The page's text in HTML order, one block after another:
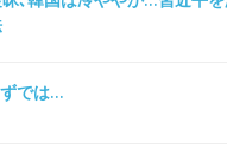
では…